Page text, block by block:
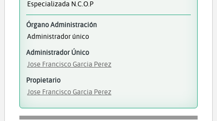
Especializada N.c.o.p
Órgano Administración
Administrador único
Administrador Único
Jose Francisco Garcia Perez
Propietario
Jose Francisco Garcia Perez